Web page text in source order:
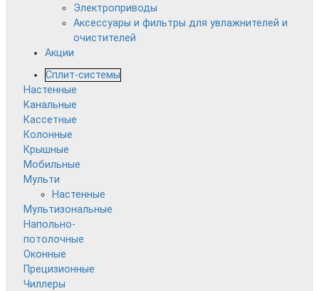
Электроприводы
Аксессуары и фильтры для увлажнителей и
очистителей
Акции
Сплит-системы
Настенные
Канальные
Кассетные
Колонные
Крышные
Мобильные
Мульти
Настенные
Мультизональные
Напольно-
потолочные
Оконные
Прецизионные
Чиллеры